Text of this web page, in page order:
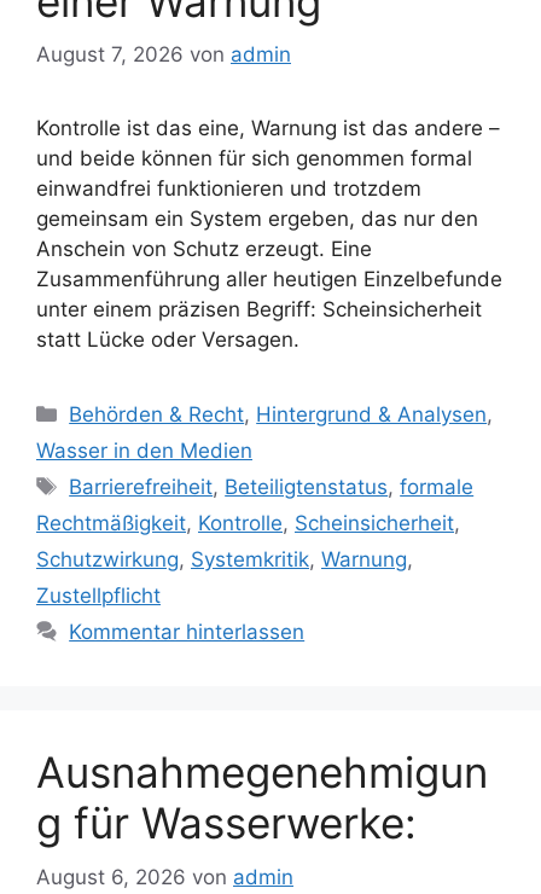
August 7, 2026 von admin
Kontrolle ist das eine, Warnung ist das andere –
und beide können für sich genommen formal
einwandfrei funktionieren und trotzdem
gemeinsam ein System ergeben, das nur den
Anschein von Schutz erzeugt. Eine
Zusammenführung aller heutigen Einzelbefunde
unter einem präzisen Begriff: Scheinsicherheit
statt Lücke oder Versagen.
Kategorien
Behörden & Recht, Hintergrund & Analysen,
Wasser in den Medien
Schlagwörter
Barrierefreiheit, Beteiligtenstatus,formale
Rechtmäßigkeit, Kontrolle, Scheinsicherheit,
Schutzwirkung, Systemkritik, Warnung,
Zustellpflicht
Kommentar hinterlassen
Ausnahmegenehmigun
g für Wasserwerke:
August 6, 2026 von admin